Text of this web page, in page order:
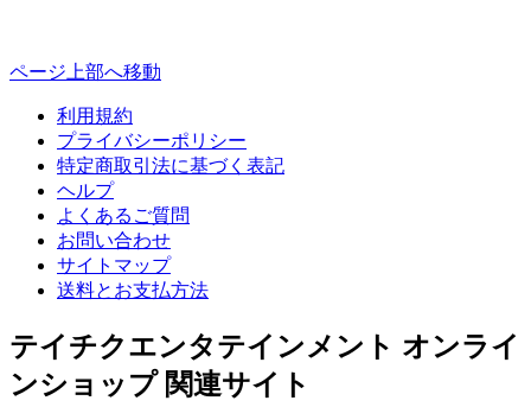
ページ上部へ移動
利用規約
プライバシーポリシー
特定商取引法に基づく表記
ヘルプ
よくあるご質問
お問い合わせ
サイトマップ
送料とお支払方法
テイチクエンタテインメント オンライ
ンショップ 関連サイト